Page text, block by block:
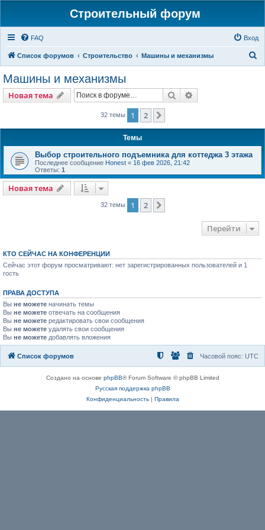
Строительный форум
FAQ Вход
Список форумов Строительство Машины и механизмы
Машины и механизмы
Новая тема Поиск
32 темы 1 2
Темы
Выбор строительного подъемника для коттеджа 3 этажа
Последнее сообщение Honest « 16 фев 2026, 21:42
Ответы: 1
Новая тема
32 темы 1 2
Перейти
КТО СЕЙЧАС НА КОНФЕРЕНЦИИ
Сейчас этот форум просматривают: нет зарегистрированных пользователей и 1
гость
ПРАВА ДОСТУПА
Вы не можете начинать темы
Вы не можете отвечать на сообщения
Вы не можете редактировать свои сообщения
Вы не можете удалять свои сообщения
Вы не можете добавлять вложения
Список форумов Часовой пояс: UTC
Создано на основе phpBB® Forum Software © phpBB Limited
Русская поддержка phpBB
Конфиденциальность| Правила